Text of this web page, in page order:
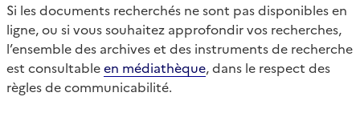
Si les documents recherchés ne sont pas disponibles en
ligne, ou si vous souhaitez approfondir vos recherches,
l’ensemble des archives et des instruments de recherche
est consultableen médiathèque, dans le respect des
règles de communicabilité.